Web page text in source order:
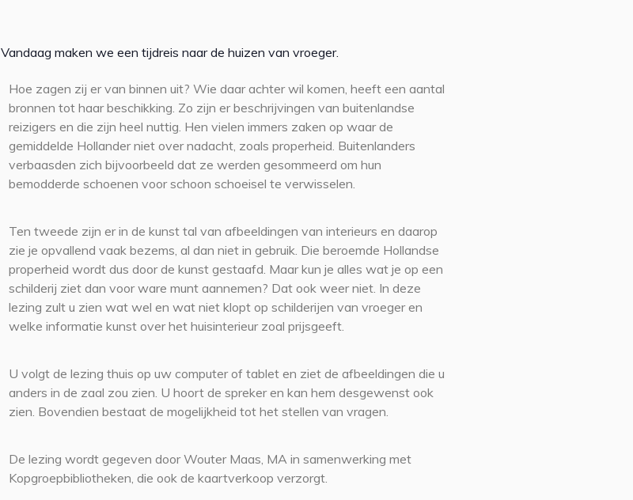
Vandaag maken we een tijdreis naar de huizen van vroeger.
Hoe zagen zij er van binnen uit? Wie daar achter wil komen, heeft een aantal
bronnen tot haar beschikking. Zo zijn er beschrijvingen van buitenlandse
reizigers en die zijn heel nuttig. Hen vielen immers zaken op waar de
gemiddelde Hollander niet over nadacht, zoals properheid. Buitenlanders
verbaasden zich bijvoorbeeld dat ze werden gesommeerd om hun
bemodderde schoenen voor schoon schoeisel te verwisselen.
Ten tweede zijn er in de kunst tal van afbeeldingen van interieurs en daarop
zie je opvallend vaak bezems, al dan niet in gebruik. Die beroemde Hollandse
properheid wordt dus door de kunst gestaafd. Maar kun je alles wat je op een
schilderij ziet dan voor ware munt aannemen? Dat ook weer niet. In deze
lezing zult u zien wat wel en wat niet klopt op schilderijen van vroeger en
welke informatie kunst over het huisinterieur zoal prijsgeeft.
U volgt de lezing thuis op uw computer of tablet en ziet de afbeeldingen die u
anders in de zaal zou zien. U hoort de spreker en kan hem desgewenst ook
zien. Bovendien bestaat de mogelijkheid tot het stellen van vragen.
De lezing wordt gegeven door Wouter Maas, MA in samenwerking met
Kopgroepbibliotheken, die ook de kaartverkoop verzorgt.